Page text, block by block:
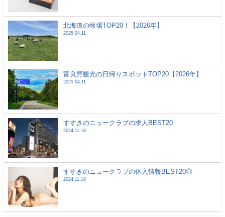
北海道の牧場TOP20！【2026年】
2025.04.11
富良野観光の日帰りスポットTOP20【2026年】
2025.04.11
すすきのニュークラブの求人BEST20
2024.11.18
すすきのニュークラブの体入情報BEST20◎
2024.11.18